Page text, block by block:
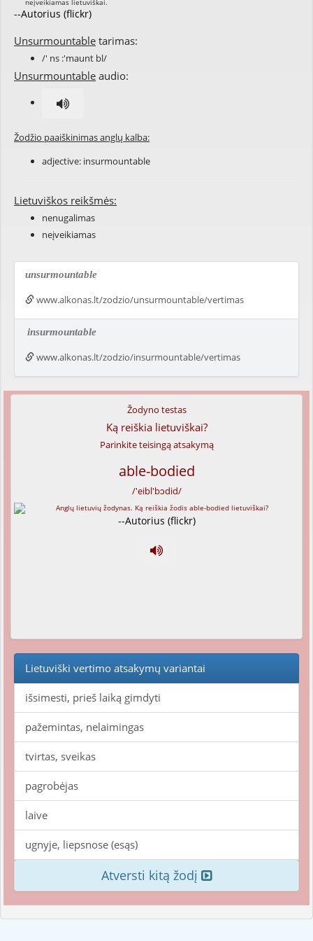
--Autorius (flickr)
Unsurmountable tarimas:
/' ns :'maunt bl/
Unsurmountable audio:
Žodžio paaiškinimas anglų kalba:
adjective: insurmountable
Lietuviškos reikšmės:
nenugalimas
neįveikiamas
unsurmountable
www.alkonas.lt/zodzio/unsurmountable/vertimas
insurmountable
www.alkonas.lt/zodzio/insurmountable/vertimas
Žodyno testas
Ką reiškia lietuviškai?
Parinkite teisingą atsakymą
able-bodied
/'eibl'bɔdid/
--Autorius (flickr)
Lietuviški vertimo atsakymų variantai
išsimesti, prieš laiką gimdyti
pažemintas, nelaimingas
tvirtas, sveikas
pagrobėjas
laive
ugnyje, liepsnose (esąs)
Atversti kitą žodį